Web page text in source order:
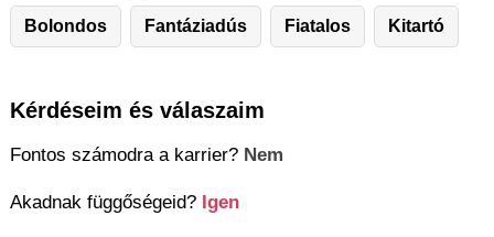
Bolondos Fantáziadús Fiatalos Kitartó
Kérdéseim és válaszaim
Fontos számodra a karrier? Nem
Akadnak függőségeid? Igen